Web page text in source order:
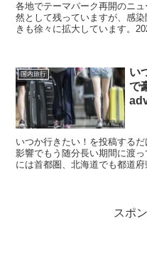
各地でテーマパーク再開のニ
然として残っていますが、感
きも徐々に拡大しています。
国内旅行
い
で
いつか行きたい！を投稿する
影響でもう随分長い期間に渡
には首都圏、北海道でも都道
スポ